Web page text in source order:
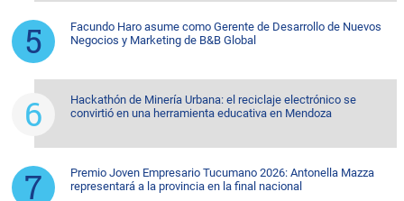
Facundo Haro asume como Gerente de Desarrollo de Nuevos
Negocios y Marketing de B&B Global
Hackathón de Minería Urbana: el reciclaje electrónico se
convirtió en una herramienta educativa en Mendoza
Premio Joven Empresario Tucumano 2026: Antonella Mazza
representará a la provincia en la final nacional